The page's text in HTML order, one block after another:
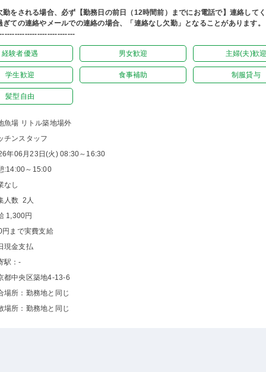
をされる場合、必ず【勤務日の前日（12時間前）までにお電話で】連絡して
ての連絡やメールでの連絡の場合、「連絡なし欠勤」となることがあります。
経験者優遇 男女歓迎 主婦(夫)歓
学生歓迎 食事補助 制服貸与
髪型自由
魚場 リトル築地場外
チンスタッフ
年06月23日(火) 08:30～16:30
:14:00～15:00
なし
人数 2人
1,300円
円まで実費支給
現金支払
駅：-
都中央区築地4-13-6
場所：勤務地と同じ
場所：勤務地と同じ